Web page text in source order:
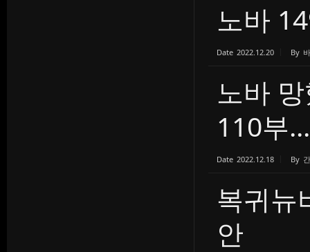
노바
Date 2022.12.20 By
노바
110부...
Date 2022.12.18 By
복귀뉴
안